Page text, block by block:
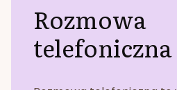
Rozmowa
telefoniczna